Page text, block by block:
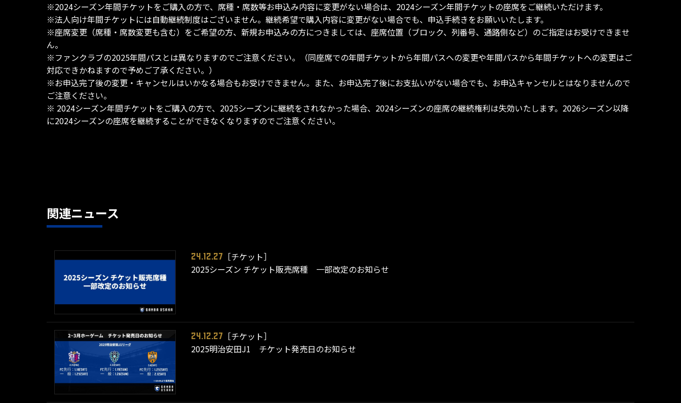
※2024シーズン年間チケットをご購入の方で、席種・席数等お申込み内容に変更がない場合は、2024シーズン年間チケットの座席をご継続いただけます。
※法人向け年間チケットには自動継続制度はございません。継続希望で購入内容に変更がない場合でも、申込手続きをお願いいたします。
※座席変更（席種・席数変更も含む）をご希望の方、新規お申込みの方につきましては、座席位置（ブロック、列番号、通路側など）のご指定はお受けできませ
ん。
※ファンクラブの2025年間パスとは異なりますのでご注意ください。（同座席での年間チケットから年間パスへの変更や年間パスから年間チケットへの変更はご
対応できかねますので予めご了承ください。）
※お申込完了後の変更・キャンセルはいかなる場合もお受けできません。また、お申込完了後にお支払いがない場合でも、お申込キャンセルとはなりませんので
ご注意ください。
※ 2024シーズン年間チケットをご購入の方で、2025シーズンに継続をされなかった場合、2024シーズンの座席の継続権利は失効いたします。2026シーズン以降
に2024シーズンの座席を継続することができなくなりますのでご注意ください。
関連ニュース
24.12.27
［チケット］
2025シーズン チケット販売席種 一部改定のお知らせ
24.12.27
［チケット］
2025明治安田J1 チケット発売日のお知らせ